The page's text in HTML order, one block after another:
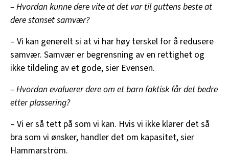
– Hvordan kunne dere vite at det var til guttens beste at
dere stanset samvær?
– Vi kan generelt si at vi har høy terskel for å redusere
samvær. Samvær er begrensning av en rettighet og
ikke tildeling av et gode, sier Evensen.
– Hvordan evaluerer dere om et barn faktisk får det bedre
etter plassering?
– Vi er så tett på som vi kan. Hvis vi ikke klarer det så
bra som vi ønsker, handler det om kapasitet, sier
Hammarström.